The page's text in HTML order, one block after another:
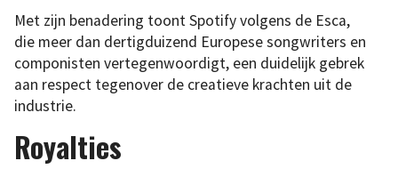
Met zijn benadering toont Spotify volgens de Esca,
die meer dan dertigduizend Europese songwriters en
componisten vertegenwoordigt, een duidelijk gebrek
aan respect tegenover de creatieve krachten uit de
industrie.
Royalties